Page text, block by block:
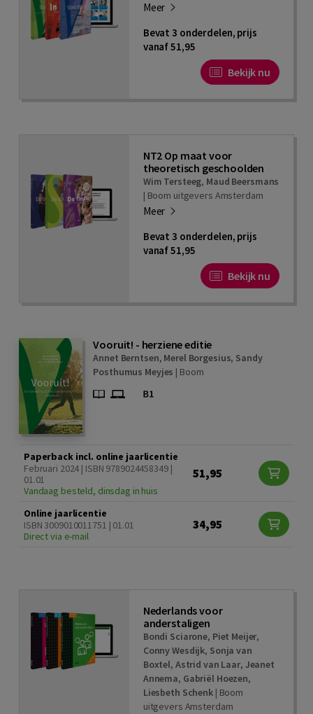
Meer
Bevat 3 onderdelen, prijs
vanaf 51,95
Bekijk nu
NT2 Op maat voor
theoretisch geschoolden
Wim Tersteeg, Maud Beersmans
| Boom uitgevers Amsterdam
Meer
Bevat 3 onderdelen, prijs
vanaf 51,95
Bekijk nu
Vooruit! - herziene editie
Annet Berntsen, Merel Borgesius, Sandy
Posthumus Meyjes | Boom
Paperback incl. online jaarlicentie
Februari 2024 | ISBN 9789024458349 |
01.01
Vandaag besteld, dinsdag in huis
51,95
Online jaarlicentie
ISBN 3009010011751 | 01.01
Direct via e-mail
34,95
Nederlands voor
anderstaligen
Bondi Sciarone, Piet Meijer,
Conny Wesdijk, Sonja van
Boxtel, Astrid van Laar, Jeanet
Annema, Gabriël Hoezen,
Liesbeth Schenk| Boom
uitgevers Amsterdam